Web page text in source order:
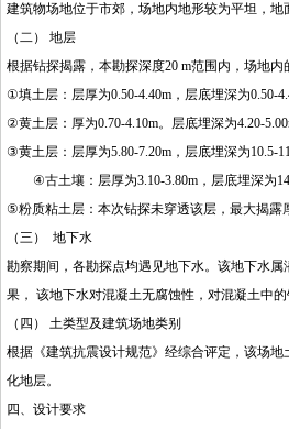
建筑物场地位于市郊，场地内地形较为平坦，地
（二） 地层
根据钻探揭露，本勘探深度20 m范围内，场地内
①填土层：层厚为0.50-4.40m，层底埋深为0.50-
②黄土层：厚为0.70-4.10m。层底埋深为4.20-
③黄土层：层厚为5.80-7.20m，层底埋深为10.5-
④古土壤：层厚为3.10-3.80m，层底埋深为
⑤粉质粘土层：本次钻探未穿透该层，最大揭露
（三） 地下水
勘察期间，各勘探点均遇见地下水。该地下水
果， 该地下水对混凝土无腐蚀性，对混凝土中
（四） 土类型及建筑场地类别
根据《建筑抗震设计规范》经综合评定，该场
化地层。
四、设计要求